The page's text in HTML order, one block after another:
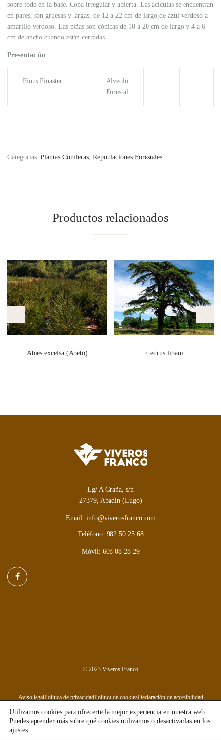
sobre todo en la base. Copa irregular y abierta. Las acículas se encuentran
en pares, son gruesas y largas, de 12 a 22 cm de largo,de azul verdoso a
amarillo verdoso. Las piñas son cónicas de 10 a 20 cm de largo y 4 a 6
cm de ancho cuando están cerradas.
Presentación
Pinus Pinaster
Alveolo
Forestal
Categorías: Plantas Coníferas, Repoblaciones Forestales
Productos relacionados
Abies excelsa (Abeto) Cedrus libani
Lg/ A Graña, s/n
27379, Abadín (Lugo)
Email: info@viverosfranco.com
Teléfono: 982 50 25 68
Móvil: 608 08 28 29
© 2023 Viveros Franco
Aviso legalPolítica de privacidadPolítica de cookiesDeclaración de accesibilidad
Utilizamos cookies para ofrecerte la mejor experiencia en nuestra web.
Puedes aprender más sobre qué cookies utilizamos o desactivarlas en los
ajustes.